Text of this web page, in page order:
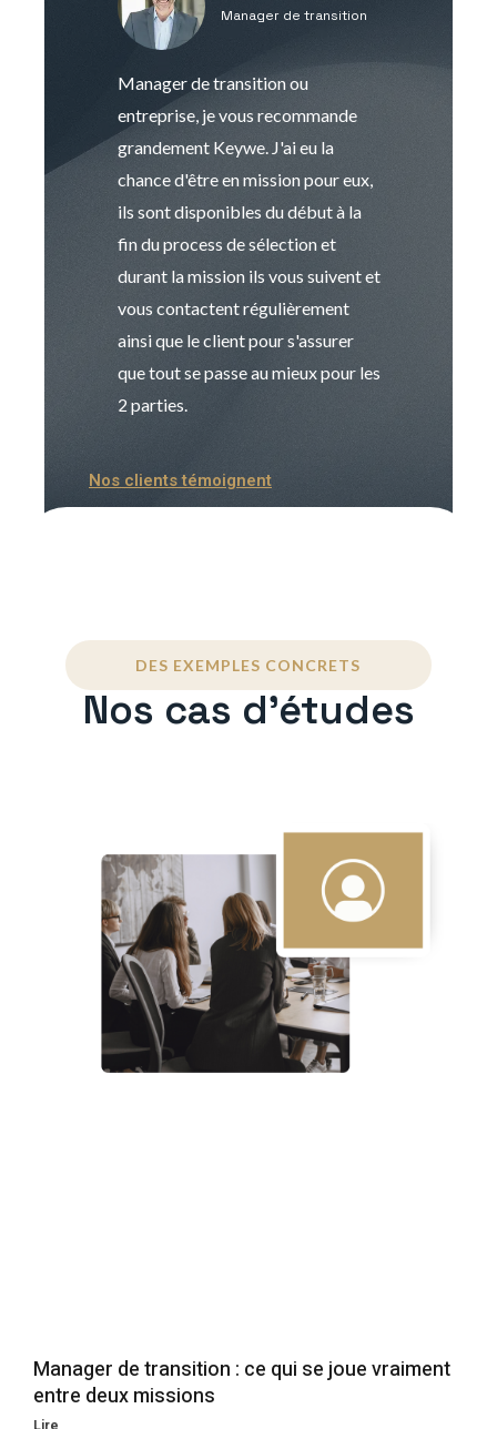
Manager de transition
Manager de transition ou
entreprise, je vous recommande
grandement Keywe. J'ai eu la
chance d'être en mission pour eux,
ils sont disponibles du début à la
fin du process de sélection et
durant la mission ils vous suivent et
vous contactent régulièrement
ainsi que le client pour s'assurer
que tout se passe au mieux pour les
2 parties.
Nos clients témoignent
DES EXEMPLES CONCRETS
Nos cas d'études
Manager de transition : ce qui se joue vraiment
entre deux missions